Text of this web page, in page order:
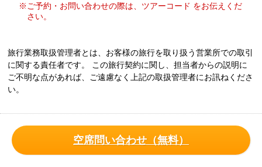
※ご予約・お問い合わせの際は、ツアーコード をお伝えくだ
さい。
旅行業務取扱管理者とは、お客様の旅行を取り扱う営業所での取引
に関する責任者です。 この旅行契約に関し、担当者からの説明に
ご不明な点があれば、ご遠慮なく上記の取扱管理者にお訊ねくださ
い。
空席問い合わせ（無料）